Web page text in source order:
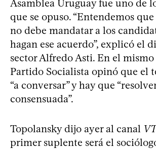
Asamblea Uruguay fue uno de
que se opuso. “Entendemos
no debe mandatar a los
hagan ese acuerdo”, explicó el
sector Alfredo Asti. En el
Partido Socialista opinó que el
“a conversar” y hay que
consensuada”.
Topolansky dijo ayer al canal
primer suplente será el